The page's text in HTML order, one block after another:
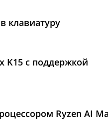
клавиатуру
K15 с поддержкой
Ryzen AI